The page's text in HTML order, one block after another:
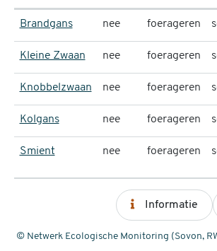
Brandgans nee foerageren
Kleine Zwaan nee foerageren
Knobbelzwaan nee foerageren
Kolgans nee foerageren
Smient nee foerageren
Informatie
© Netwerk Ecologische Monitoring (Sovon,